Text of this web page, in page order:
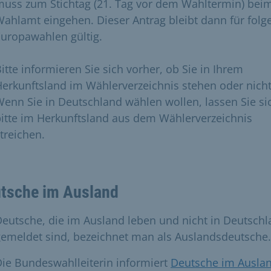
zum Stichtag (21. Tag vor dem Wahltermin)
eingehen. Dieser Antrag bleibt dann für
gültig.
informieren Sie sich vorher, ob Sie in Ihrem
im Wählerverzeichnis stehen oder
Sie in Deutschland wählen wollen, lassen Sie
im Herkunftsland aus dem Wählerverzeichnis
im Ausland
die im Ausland leben und nicht in
sind, bezeichnet man als Auslandsdeutsche.
Bundeswahlleiterin informiert Deutsche im